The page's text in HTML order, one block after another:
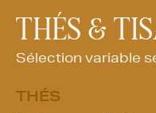
THÉS &
Sélection variable
THÉS